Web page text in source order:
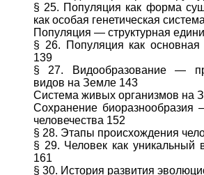
§ 25. Популяция как форма
как особая генетическая
Популяция — структурная
§ 26. Популяция как
139
§ 27. Видообразование —
видов на Земле 143
Система живых организмов на
Сохранение биоразнообразия
человечества 152
§ 28. Этапы происхождения
§ 29. Человек как уникальный
161
§ 30. История развития